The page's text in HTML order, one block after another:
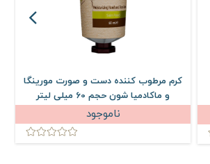
کرم مرطوب کننده دست و صورت مورینگا
و ماکادمیا شون حجم 60 میلی لیتر
ناموجود